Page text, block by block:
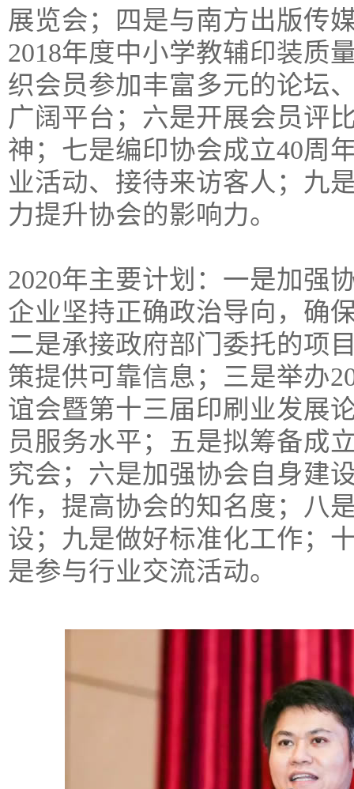
展览会；四是与南方出版传
2018年度中小学教辅印装质
织会员参加丰富多元的论坛
广阔平台；六是开展会员评
神；七是编印协会成立40周
业活动、接待来访客人；九
力提升协会的影响力。
2020年主要计划：一是加强
企业坚持正确政治导向，确
二是承接政府部门委托的项
策提供可靠信息；三是举办
谊会暨第十三届印刷业发展
员服务水平；五是拟筹备成
究会；六是加强协会自身建
作，提高协会的知名度；八
设；九是做好标准化工作；
是参与行业交流活动。